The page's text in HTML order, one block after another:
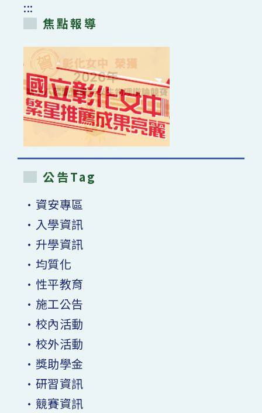
:::
焦點報導
公告Tag
•資安專區
•入學資訊
•升學資訊
•均質化
•性平教育
•施工公告
•校內活動
•校外活動
•獎助學金
•研習資訊
•競賽資訊